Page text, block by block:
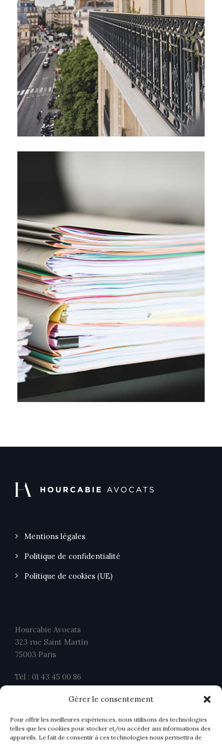
Gérer le consentement
Pour offrir les meilleures expériences, nous utilisons des technologies
telles que les cookies pour stocker et/ou accéder aux informations des
appareils. Le fait de consentir à ces technologies nous permettra de
Mentions légales
Politique de confidentialité
Politique de cookies (UE)
Hourcabie Avocats
323 rue Saint Martin
75003 Paris
Tél : 01 43 45 00 86
contact@ahavocats.fr